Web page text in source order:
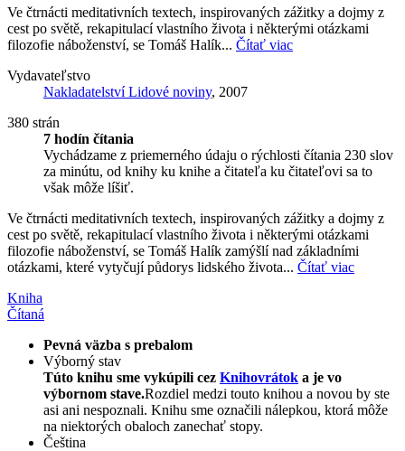
Ve čtrnácti meditativních textech, inspirovaných zážitky a dojmy z
cest po světě, rekapitulací vlastního života i některými otázkami
filozofie náboženství, se Tomáš Halík... Čítať viac
Vydavateľstvo
Nakladatelství Lidové noviny, 2007
380 strán
7 hodín čítania
Vychádzame z priemerného údaju o rýchlosti čítania 230 slov
za minútu, od knihy ku knihe a čitateľa ku čitateľovi sa to
však môže líšiť.
Ve čtrnácti meditativních textech, inspirovaných zážitky a dojmy z
cest po světě, rekapitulací vlastního života i některými otázkami
filozofie náboženství, se Tomáš Halík zamýšlí nad základními
otázkami, které vytyčují půdorys lidského života... Čítať viac
Kniha
Čítaná
Pevná väzba s prebalom
Výborný stav
Túto knihu sme vykúpili cez Knihovrátok a je vo
výbornom stave.Rozdiel medzi touto knihou a novou by ste
asi ani nespoznali. Knihu sme označili nálepkou, ktorá môže
na niektorých obaloch zanechať stopy.
Čeština